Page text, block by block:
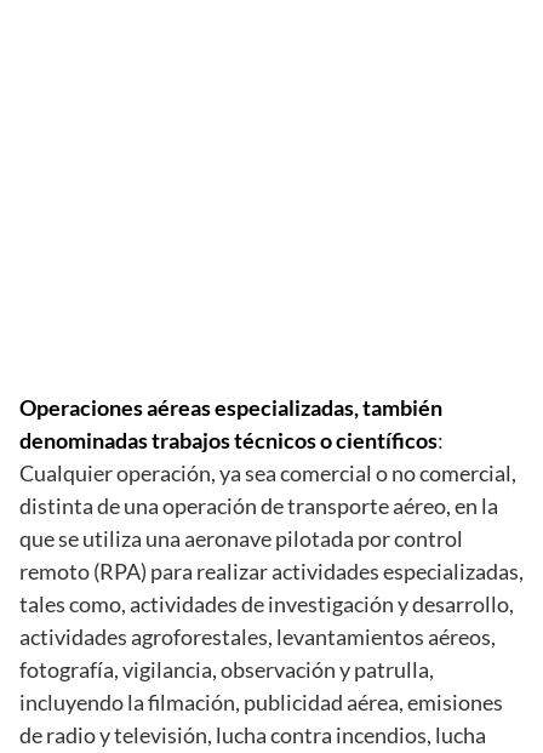
Operaciones aéreas especializadas, también
denominadas trabajos técnicos o científicos:
Cualquier operación, ya sea comercial o no comercial,
distinta de una operación de transporte aéreo, en la
que se utiliza una aeronave pilotada por control
remoto (RPA) para realizar actividades especializadas,
tales como, actividades de investigación y desarrollo,
actividades agroforestales, levantamientos aéreos,
fotografía, vigilancia, observación y patrulla,
incluyendo la filmación, publicidad aérea, emisiones
de radio y televisión, lucha contra incendios, lucha